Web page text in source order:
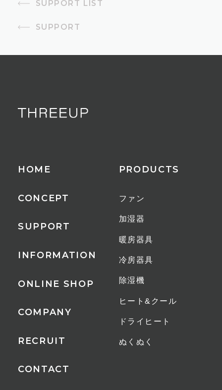
SUPPORT LIST
SUPPORT
HOME
CONCEPT
SUPPORT
INFORMATION
PRODUCTS
ファン
加湿器
暖房器具
冷房器具
除湿機
ヒート&クール
ドライヒート
ぬくぬく
ONLINE SHOP
COMPANY
RECRUIT
CONTACT